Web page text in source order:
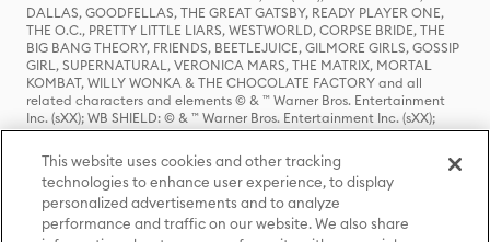
DALLAS, GOODFELLAS, THE GREAT GATSBY, READY PLAYER ONE,
THE O.C., PRETTY LITTLE LIARS, WESTWORLD, CORPSE BRIDE, THE
BIG BANG THEORY, FRIENDS, BEETLEJUICE, GILMORE GIRLS, GOSSIP
GIRL, SUPERNATURAL, VERONICA MARS, THE MATRIX, MORTAL
KOMBAT, WILLY WONKA & THE CHOCOLATE FACTORY and all
related characters and elements © & ™ Warner Bros. Entertainment
Inc. (sXX); WB SHIELD: © & ™ Warner Bros. Entertainment Inc. (sXX);
HOUSE OF THE DRAGON, GAME OF THRONES, and all related
characters and elements © & ™ Home Box Office, Inc. (sXX); CHILLING
ADVENTURES OF SABRINA, RIVERDALE © & ™ Warner Bros.
Entertainment Inc. Archie Comics and all related characters and
elements © & ™ Archie Comic Publications, Inc. Used with permission.
(sXX); SEINFELD and all related characters and elements © & ™ Castle
This website uses cookies and other tracking
technologies to enhance user experience, to display
personalized advertisements and to analyze
performance and traffic on our website. We also share